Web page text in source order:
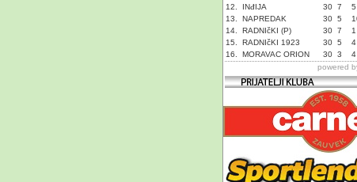
12.
INđIJA 30 7 5
13.
NAPREDAK 30 5
14.
RADNIčKI (P) 30 7 1
15.
RADNIčKI 1923 30 5 4
16.
MORAVAC ORION 30 3 4
powered